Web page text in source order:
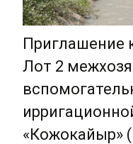
Приглашение
Лот 2
«Кожокайыр»